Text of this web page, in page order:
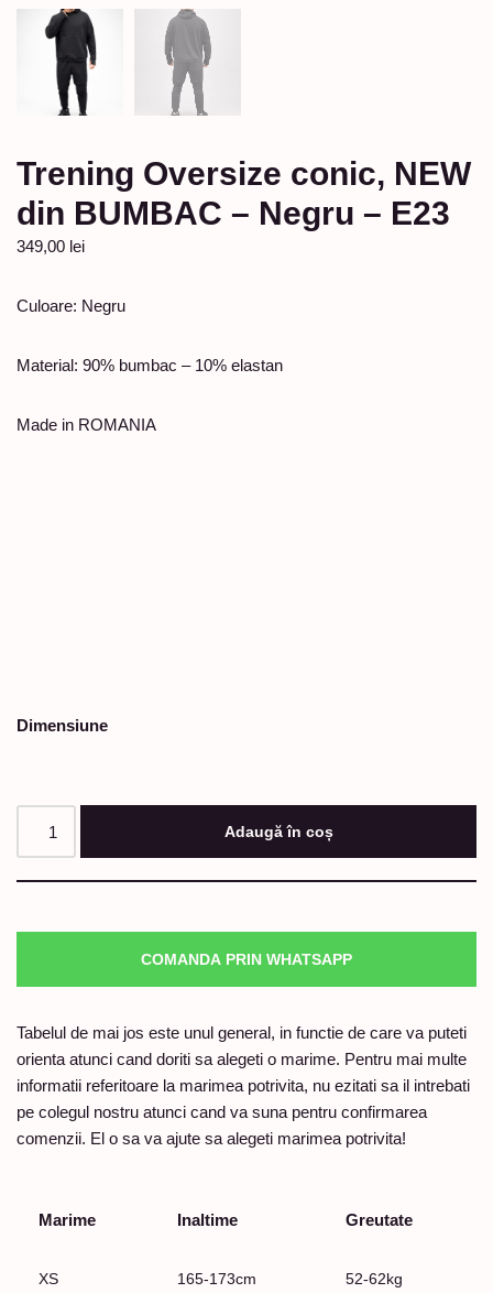
Trening Oversize conic, NEW
din BUMBAC – Negru – E23
349,00 lei
Culoare: Negru
Material: 90% bumbac – 10% elastan
Made in ROMANIA
Dimensiune
Adaugă în coș
COMANDA PRIN WHATSAPP
Tabelul de mai jos este unul general, in functie de care va puteti
orienta atunci cand doriti sa alegeti o marime. Pentru mai multe
informatii referitoare la marimea potrivita, nu ezitati sa il intrebati
pe colegul nostru atunci cand va suna pentru confirmarea
comenzii. El o sa va ajute sa alegeti marimea potrivita!
Marime Inaltime Greutate
XS 165-173cm 52-62kg